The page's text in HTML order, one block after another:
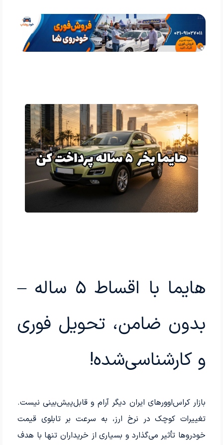
هایما با اقساط ۵ ساله –
بدون ضامن، تحویل فوری
و کارشناسی‌شده!
بازار کراس‌اوورهای ایران دیگر آرام و قابل‌پیش‌بینی نیست.
تغییرات کوچک در نرخ ارز، به سرعت بر تابلوی قیمت
خودروها تأثیر می‌گذارد و بسیاری از خریداران تنها با هدف